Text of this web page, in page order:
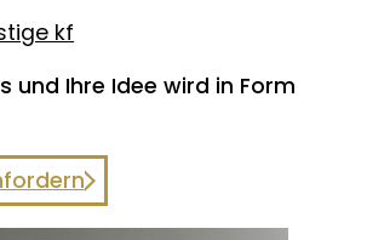
kf
und Ihre Idee wird in Form